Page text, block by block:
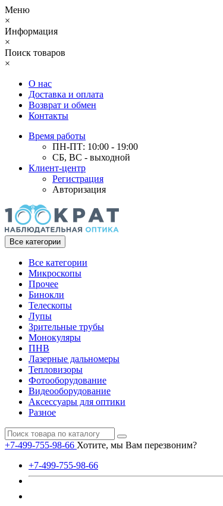
Меню
×
Информация
×
Поиск товаров
×
О нас
Доставка и оплата
Возврат и обмен
Контакты
Время работы
ПН-ПТ: 10:00 - 19:00
СБ, ВС - выходной
Клиент-центр
Регистрация
Авторизация
Все категории
Все категории
Микроскопы
Прочее
Бинокли
Телескопы
Лупы
Зрительные трубы
Монокуляры
ПНВ
Лазерные дальномеры
Тепловизоры
Фотооборудование
Видеооборудование
Аксессуары для оптики
Разное
+7-499-755-98-66 Хотите, мы Вам перезвоним?
+7-499-755-98-66